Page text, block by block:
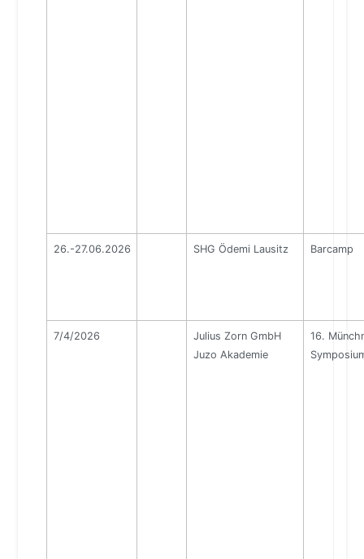
26.-27.06.2026 SHG Ödemi Lausitz Barcamp
7/4/2026
Julius Zorn GmbH
Juzo Akademie
16.